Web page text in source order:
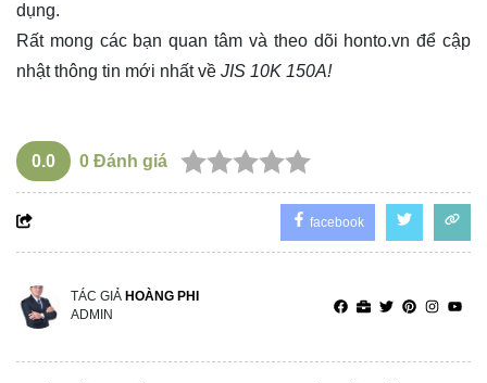
dụng.
Rất mong các bạn quan tâm và theo dõi honto.vn để cập
nhật thông tin mới nhất về JIS 10K 150A!
0.0 0 Đánh giá
facebook
TÁC GIẢ HOÀNG PHI
ADMIN